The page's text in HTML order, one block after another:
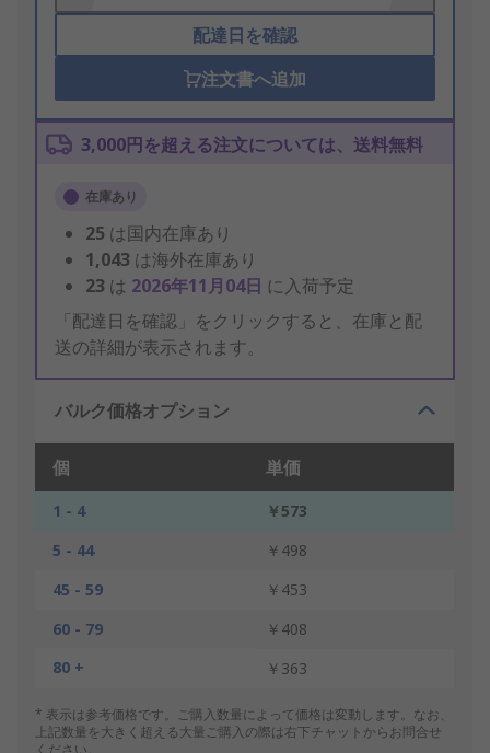
配達日を確認
注文書へ追加
3,000円を超える注文については、送料無料
在庫あり
25 は国内在庫あり
1,043 は海外在庫あり
23 は 2026年11月04日 に入荷予定
「配達日を確認」をクリックすると、在庫と配
送の詳細が表示されます。
バルク価格オプション
個 単価
1 - 4
￥573
5 - 44
￥498
45 - 59
￥453
60 - 79
￥408
80 +
￥363
* 表示は参考価格です。ご購入数量によって価格は変動します。なお、
上記数量を大きく超える大量ご購入の際は右下チャットからお問合せ